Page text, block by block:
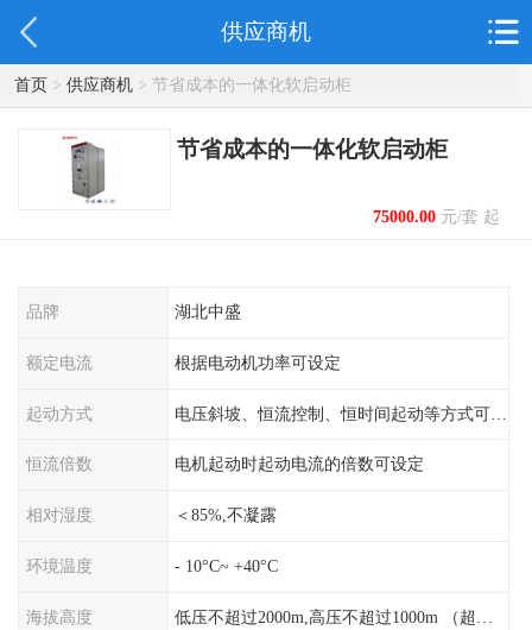
供应商机
首页> 供应商机> 节省成本的一体化软启动柜
节省成本的一体化软启动柜
75000.00元/套 起
品牌 湖北中盛
额定电流 根据电动机功率可设定
起动方式
恒流倍数 电机起动时起动电流的倍数可设定
相对湿度 ＜85%,不凝露
环境温度 - 10°C~ +40°C
海拔高度